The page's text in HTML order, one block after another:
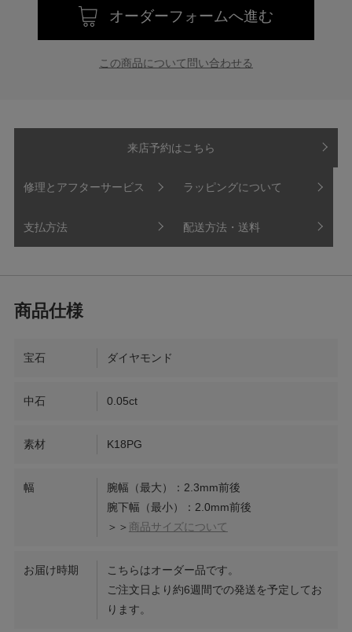
オーダーフォームへ進む
この商品について問い合わせる
来店予約はこちら
修理とアフターサービス ラッピングについて
支払方法 配送方法・送料
宝石 ダイヤモンド
中石 0.05ct
素材 K18PG
幅
腕幅（最大）：2.3mm前後
腕下幅（最小）：2.0mm前後
＞＞ 商品サイズについて
お届け時期
こちらはオーダー品です。
ご注文日より約6週間での発送を予定してお
ります。